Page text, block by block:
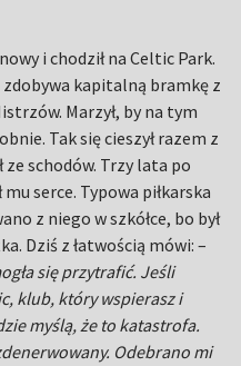
i chodził na Celtic Park.
zdobywa kapitalną bramkę z
Marzył, by na tym
Tak się cieszył razem z
schodów. Trzy lata po
serce. Typowa piłkarska
z niego w szkółce, bo był
Dziś z łatwością mówi: –
się przytrafić. Jeśli
klub, który wspierasz i
myślą, że to katastrofa.
Odebrano mi